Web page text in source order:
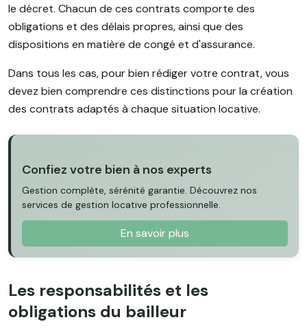
le décret. Chacun de ces contrats comporte des
obligations et des délais propres, ainsi que des
dispositions en matière de congé et d'assurance.
Dans tous les cas, pour bien rédiger votre contrat, vous
devez bien comprendre ces distinctions pour la création
des contrats adaptés à chaque situation locative.
Confiez votre bien à nos experts
Gestion complète, sérénité garantie. Découvrez nos
services de gestion locative professionnelle.
En savoir plus
Les responsabilités et les
obligations du bailleur